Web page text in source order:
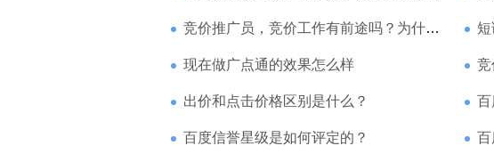
竞价推广员，竞价工作有前途吗？为什么待遇那么高 短
现在做广点通的效果怎么样 竞
出价和点击价格区别是什么？ 百
百度信誉星级是如何评定的？ 百